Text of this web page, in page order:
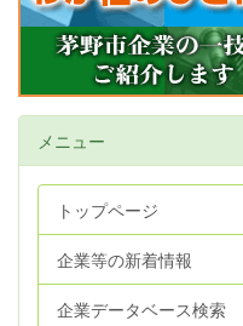
メニュー
トップページ
企業等の新着情報
企業データベース検索